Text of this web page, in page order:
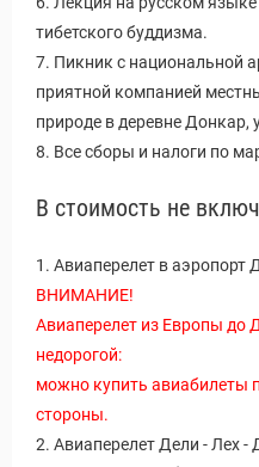
тибетского буддизма.
7. Пикник с национальной
приятной компанией
природе в деревне Донкар,
8. Все сборы и налоги по
В стоимость не
1. Авиаперелет в аэропорт
ВНИМАНИЕ!
Авиаперелет из Европы до
недорогой:
можно купить авиабилеты
стороны.
2. Авиаперелет Дели - Лех